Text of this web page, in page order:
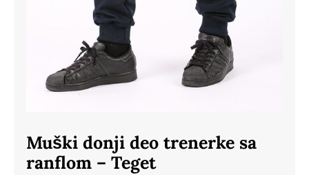
Muški donji deo trenerke sa
ranflom – Teget